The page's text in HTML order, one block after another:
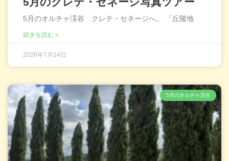
5月のオルチャ渓谷 クレテ・セネージへ。 「丘陵地
続きを読む »
2026年7月14日
5月のオルチャ渓谷